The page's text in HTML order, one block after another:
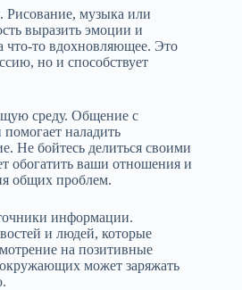
Рисование, музыка или
выразить эмоции и
что-то вдохновляющее. Это
но и способствует
среду. Общение с
наладить
Не бойтесь делиться своими
обогатить ваши отношения и
общих проблем.
информации.
и людей, которые
на позитивные
может заряжать